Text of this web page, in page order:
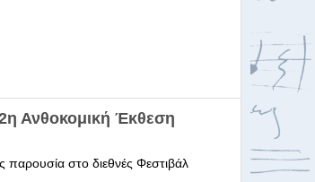
Ανθοκομική Έκθεση
παρουσία στο διεθνές Φεστιβάλ